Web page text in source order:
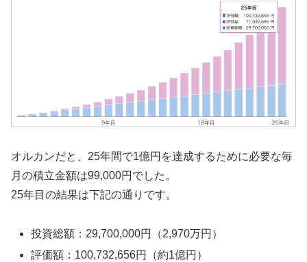
オルカンだと、25年間で1億円を達成するために必要な毎
月の積立金額は99,000円でした。
25年目の結果は下記の通りです。
投資総額：29,700,000円（2,970万円）
評価額：100,732,656円（約1億円）